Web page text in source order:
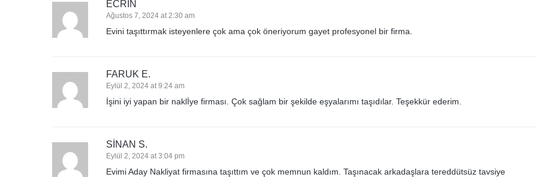
ECRIN
Ağustos 7, 2024 at 2:30 am
Evini taşıttırmak isteyenlere çok ama çok öneriyorum gayet profesyonel bir firma.
FARUK E.
Eylül 2, 2024 at 9:24 am
İşini iyi yapan bir naklİye firması. Çok sağlam bir şekilde eşyalarımı taşıdılar. Teşekkür ederim.
SINAN S.
Eylül 2, 2024 at 3:04 pm
Evimi Aday Nakliyat firmasına taşıttım ve çok memnun kaldım. Taşınacak arkadaşlara tereddütsüz tavsiye